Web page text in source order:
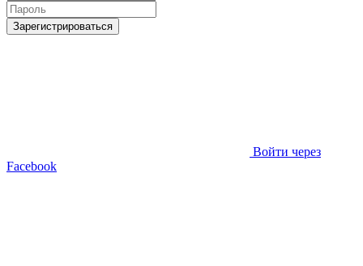
Зарегистрироваться
Войти через
Facebook